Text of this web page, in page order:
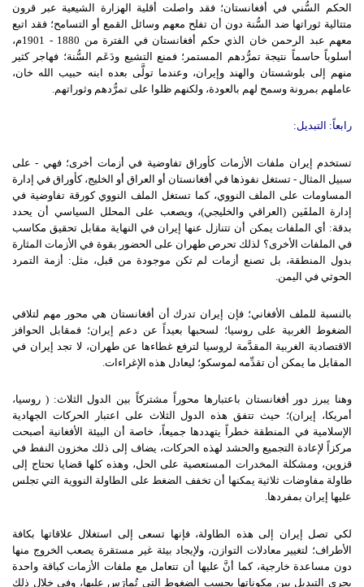
الحكم السُّني في أفغانستان؛ فقد واصلت أقلية الهزارة الشيعية عبر قرون
متتالية ثوراتها ضد السُّنة دون أن تفلح معهم وسائل القمع أو التسامح؛ فقد اتبع
معهم عبد الرحمن خان الذي حكم أفغانستان في الفترة من 1880 - 1901م،
أسلوباً حاسماً نتيجة تمرُّدهم المستمر؛ فمنع التشيع ودَعَم السُّنة؛ فهاجر كثير
منهم إلى بلوشستان والهند وإيران، وعندما تولَّى بعده ابنه حبيب الله خان،
عاملهم بمرونة وسمح لهم بالعودة، ولكنهم ظلوا على تمرُّدهم وثوراتهم.
رابعاً: التبديل:
تستخدم إيران ملفات الأزمات كأوراق تفاوضية في أزمات أخرى؛ فهي - على
سبيل المثال - تستغل نفوذها في أفغانستان أو العراق أو الخليج، كأوراق في إدارة
المساومات على الملف النووي، كما تستغل الملف النووي كورقة تفاوضية في
إدارة الملفَين (العراقي والخليجي)، ويصعب على المحلل السياسي أن يحدد
بدقة: أي الملفات يمكن أن تتنازل عنها إيران في النهاية مقابل تحقيق مكاسب
في الملفات الأخرى؟ لذلك تحرص طهران على الحضور بقوة في الأزمات المثارة
بدول المنطقة، بل تصنع أزمات لم تكن موجودة من قبل، مثل: أزمة التمرد
الحوثي في اليمن.
بالنسبة للملف الأفغاني؛ فإن إيران تدرك أن أفغانستان هي محور مهم لتلافي
الضغوط الغربية على روسيا؛ لسحبها بعيداً عن دعم إيران؛ فمقابل الحوافز
الاقتصادية الغربية المقدَّمة لروسيا لترفع غطاءها عن طهران، لا تجد إيران في
المقابل ما يمكن أن تقدِّمه لموسكو؛ ليعادل هذه الإغراءات.
وهنا يبرز دور أفغانستان باعتبارها محوراً مشتركاً بين الدول الثلاث: ( روسيا،
أمريكا، إيران)؛ حيث تتفق هذه الدول الثلاث على اعتبار الحركات الجهادية
الإسلامية في المنطقة خطراً يتهددها جميعاً، خاصة أن البيئة الأفغانية أصبحت
مركزاً لإعادة التجميع والحشد لهذه الحركات، يضاف إلى ذلك مخزون النفط في
قزوين، ومشكلة المخدرات المستعصية على الحل، وهذه كلها قضايا تحتاج إلى
طاولة مفاوضات ثلاثية يمكنها أن تخفف الضغط على الطاولة النووية التي تجلس
عليها إيران بمفردها.
لكي تصل إيران إلى هذه الطاولة، فإنها تسعى إلى استغلال علاقاتها بكافة
الأطراف؛ لتغيير معادلات التوازن، ولإيجاد بيئة غير مستقرة يصعب الخروج منها
دون مساعدة خارجية، كما أنَّ عليها أن تتعامل مع ملفات الأزمات كباقة واحدة
يجري التبديل بين مكوناتها بحسب الضغوط التي تُمارَس عليها، وفي خلال ذلك